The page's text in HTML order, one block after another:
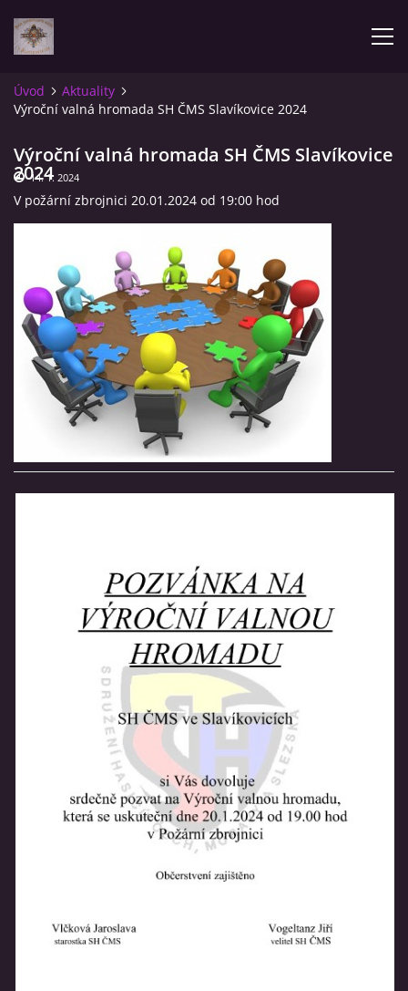
AKTUALITY
ÚVOD
POZVÁNKY NA SOUTĚŽE
NAŠE VÝSLEDKY
ZPRÁVY
FOTOALBUM
KDE NÁS NAJDETE
NAŠE TECHNIKA
POMOCNÍCI A ZAJÍMAVOSTI
Úvod
Aktuality
Výroční valná hromada SH ČMS Slavíkovice 2024
Výroční valná hromada SH ČMS Slavíkovice
2024
V požární zbrojnici 20.01.2024 od 19:00 hod
14. 1. 2024